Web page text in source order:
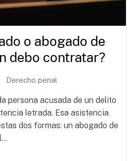
o abogado de
debo contratar?
Derecho penal
persona acusada de un delito
letrada. Esa asistencia
dos formas: un abogado de